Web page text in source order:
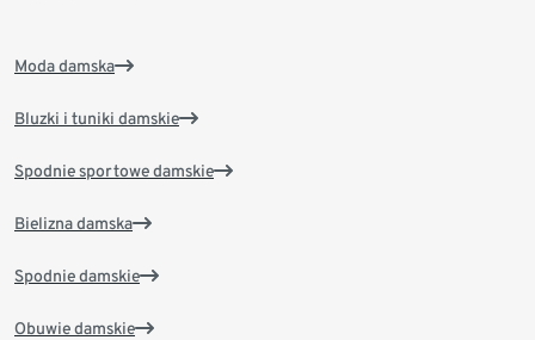
Moda damska
Bluzki i tuniki damskie
Spodnie sportowe damskie
Bielizna damska
Spodnie damskie
Obuwie damskie